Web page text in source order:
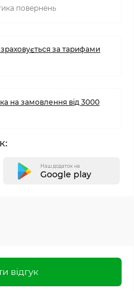
повернень
за тарифами
на замовлення від 3000
Наш додаток на
Google play
відгук